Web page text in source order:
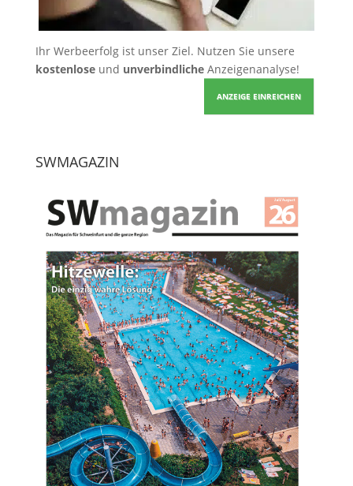
Ihr Werbeerfolg ist unser Ziel. Nutzen Sie unsere
kostenloseund unverbindlicheAnzeigenanalyse!
ANZEIGE EINREICHEN
SWMAGAZIN